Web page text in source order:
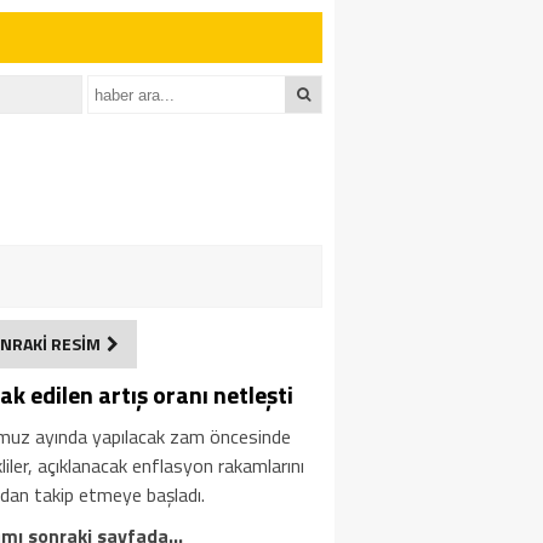
RESİM
edilen artış oranı netleşti
ayında yapılacak zam öncesinde
açıklanacak enflasyon rakamlarını
takip etmeye başladı.
sonraki sayfada…